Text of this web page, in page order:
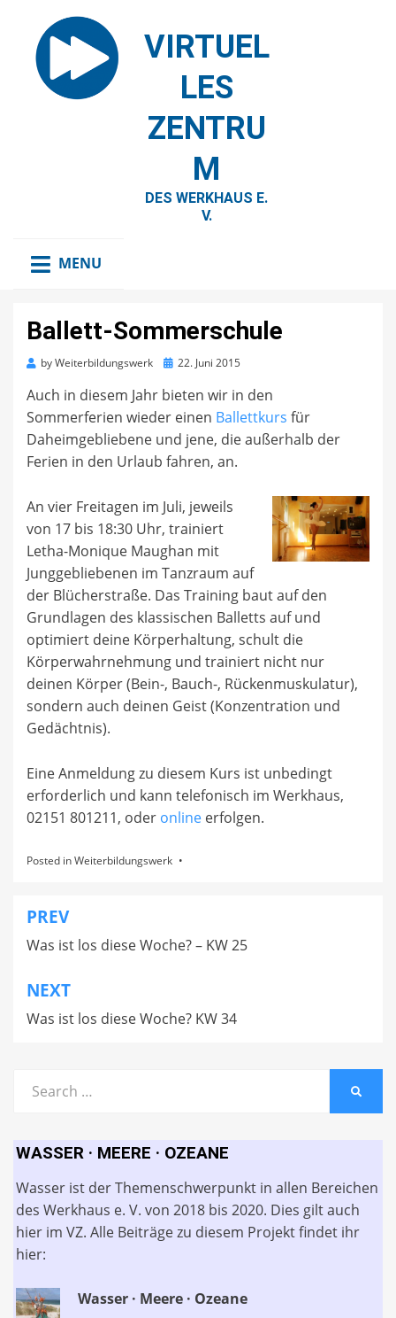
VIRTUEL
LES
ZENTRU
M
DES WERKHAUS E.
V.
MENU
Ballett-Sommerschule
byWeiterbildungswerk
Posted22. Juni 2015
Auch in diesem Jahr bieten wir in den
Sommerferien wieder einen Ballettkurs für
Daheimgebliebene und jene, die außerhalb der
Ferien in den Urlaub fahren, an.
An vier Freitagen im Juli, jeweils
von 17 bis 18:30 Uhr, trainiert
Letha-Monique Maughan mit
Junggebliebenen im Tanzraum auf
der Blücherstraße. Das Training baut auf den
Grundlagen des klassischen Balletts auf und
optimiert deine Körperhaltung, schult die
Körperwahrnehmung und trainiert nicht nur
deinen Körper (Bein-, Bauch-, Rückenmuskulatur),
sondern auch deinen Geist (Konzentration und
Gedächtnis).
Eine Anmeldung zu diesem Kurs ist unbedingt
erforderlich und kann telefonisch im Werkhaus,
02151 801211, oder online erfolgen.
Posted inWeiterbildungswerk
Beitragsnavigation
PREV
Was ist los diese Woche? – KW 25
NEXT
Was ist los diese Woche? KW 34
for:
WASSER · MEERE · OZEANE
Wasser ist der Themenschwerpunkt in allen Bereichen
des Werkhaus e. V. von 2018 bis 2020. Dies gilt auch
hier im VZ. Alle Beiträge zu diesem Projekt findet ihr
hier:
Wasser · Meere · Ozeane